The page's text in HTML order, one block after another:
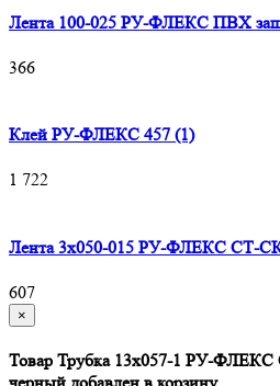
Лента 100-025 РУ-ФЛЕКС ПВХ
366
Клей РУ-ФЛЕКС 457 (1)
1 722
Лента 3х050-015 РУ-ФЛЕКС СТ-
607
×
Товар Трубка 13х057-1 РУ-